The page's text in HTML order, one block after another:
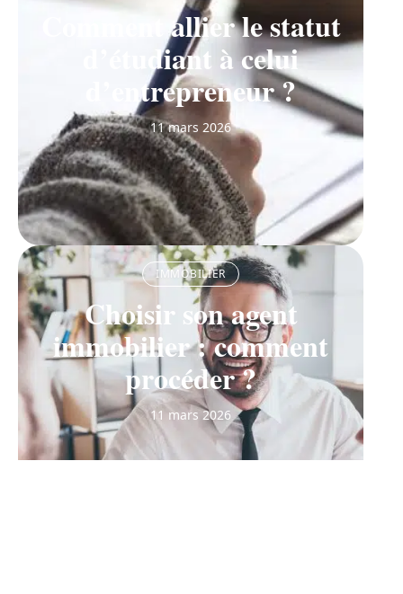
Comment allier le statut
d’étudiant à celui
d’entrepreneur ?
11 mars 2026
IMMOBILIER
Choisir son agent
immobilier : comment
procéder ?
11 mars 2026